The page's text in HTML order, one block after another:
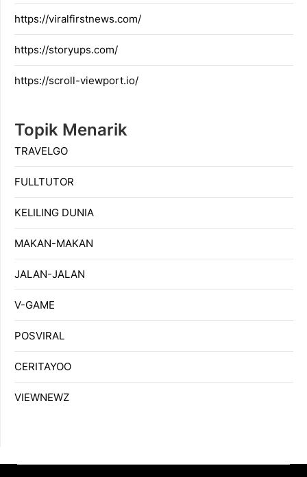
https://viralfirstnews.com/
https://storyups.com/
https://scroll-viewport.io/
Topik Menarik
TRAVELGO
FULLTUTOR
KELILING DUNIA
MAKAN-MAKAN
JALAN-JALAN
V-GAME
POSVIRAL
CERITAYOO
VIEWNEWZ